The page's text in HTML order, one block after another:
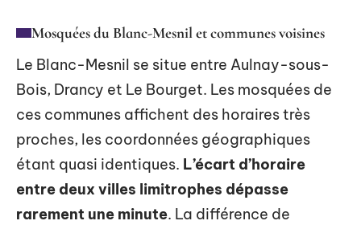
Mosquées du Blanc-Mesnil et communes voisines
Le Blanc-Mesnil se situe entre Aulnay-sous-
Bois, Drancy et Le Bourget. Les mosquées de
ces communes affichent des horaires très
proches, les coordonnées géographiques
étant quasi identiques. L’écart d’horaire
entre deux villes limitrophes dépasse
rarement une minute. La différence de